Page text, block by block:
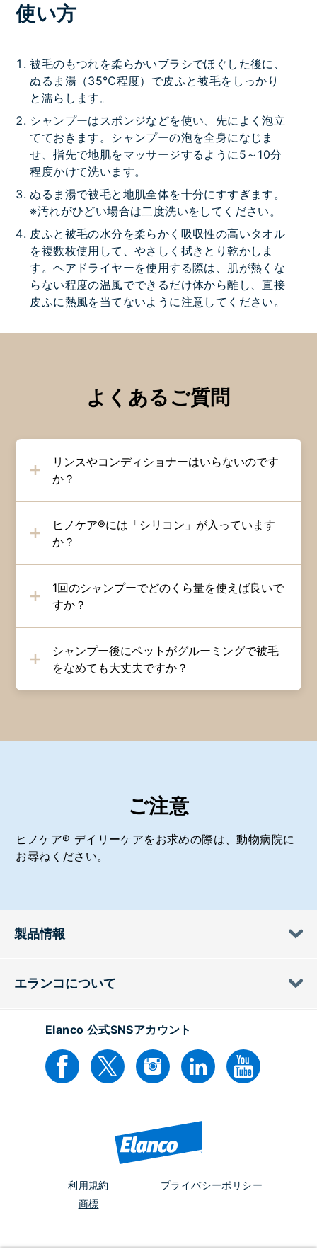
使い方
被毛のもつれを柔らかいブラシでほぐした後に、
ぬるま湯（35℃程度）で皮ふと被毛をしっかり
と濡らします。
シャンプーはスポンジなどを使い、先によく泡立
てておきます。シャンプーの泡を全身になじま
せ、指先で地肌をマッサージするように5～10分
程度かけて洗います。
ぬるま湯で被毛と地肌全体を十分にすすぎます。
※汚れがひどい場合は二度洗いをしてください。
皮ふと被毛の水分を柔らかく吸収性の高いタオル
を複数枚使用して、やさしく拭きとり乾かしま
す。ヘアドライヤーを使用する際は、肌が熱くな
らない程度の温風でできるだけ体から離し、直接
皮ふに熱風を当てないように注意してください。
よくあるご質問
リンスやコンディショナーはいらないのです
か？
ヒノケア®には「シリコン」が入っています
か？
1回のシャンプーでどのくら量を使えば良いで
すか？
シャンプー後にペットがグルーミングで被毛
をなめても大丈夫ですか？
ご注意
ヒノケア® デイリーケアをお求めの際は、動物病院に
お尋ねください。
製品情報
エランコについて
Elanco 公式SNSアカウント
利用規約
プライバシーポリシー
商標